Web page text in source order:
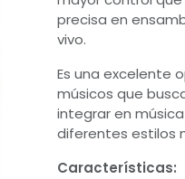
precisa en
vivo.
Es una excelente
músicos que
integrar en
diferentes estilos
Características: